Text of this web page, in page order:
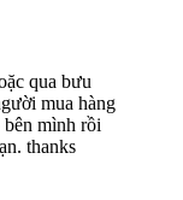
qua bưu
mua hàng
mình rồi
thanks